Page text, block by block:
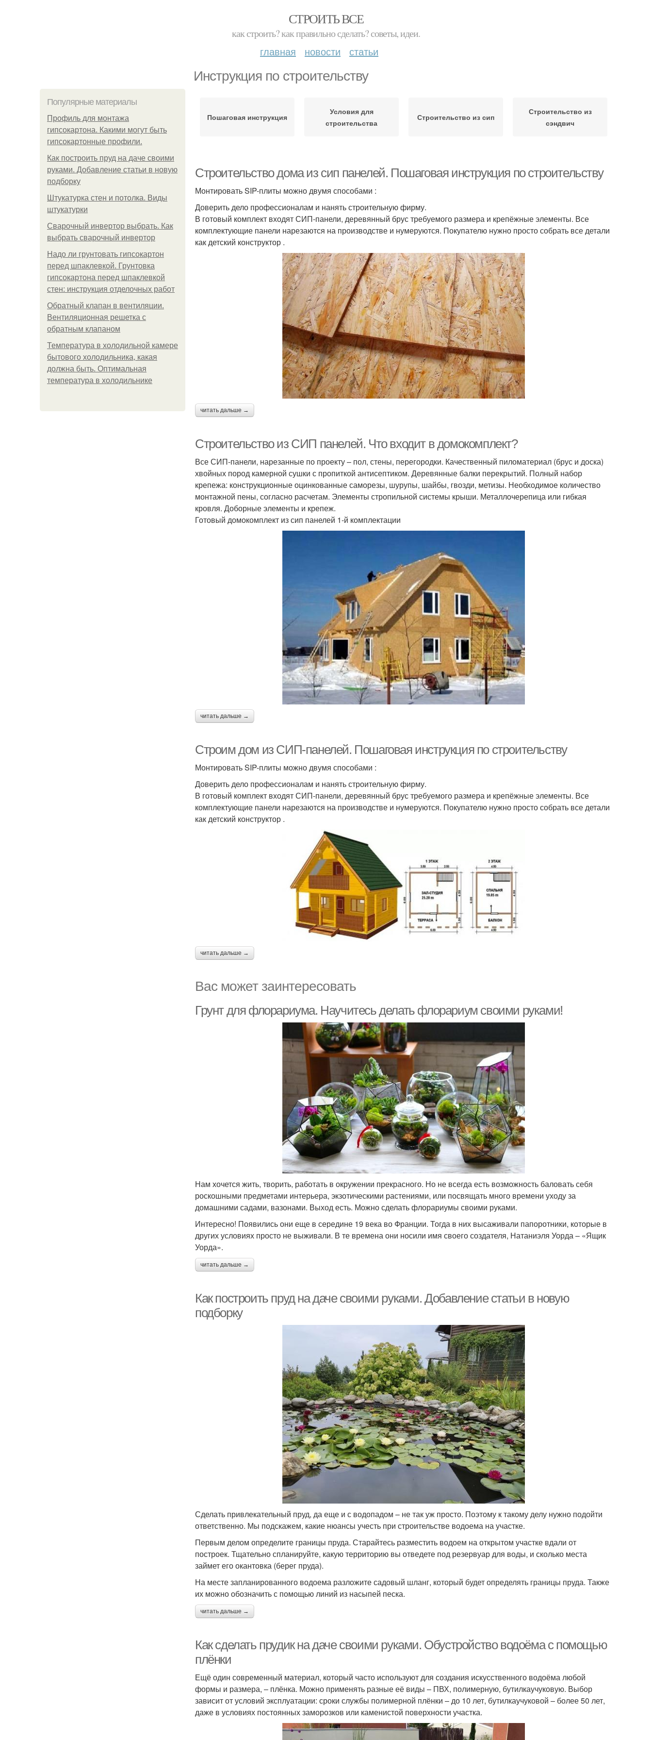
СТРОИТЬ ВСЕ
как строить? как правильно сделать? советы, идеи.
главная новости статьи
Инструкция по строительству
Популярные материалы
Профиль для монтажа
гипсокартона. Какими могут быть
гипсокартонные профили.
Как построить пруд на даче своими
руками. Добавление статьи в новую
подборку
Штукатурка стен и потолка. Виды
штукатурки
Сварочный инвертор выбрать. Как
выбрать сварочный инвертор
Надо ли грунтовать гипсокартон
перед шпаклевкой. Грунтовка
гипсокартона перед шпаклевкой
стен: инструкция отделочных работ
Обратный клапан в вентиляции.
Вентиляционная решетка с
обратным клапаном
Температура в холодильной камере
бытового холодильника, какая
должна быть. Оптимальная
температура в холодильнике
Пошаговая инструкция
Условия для
строительства
Строительство из сип
Строительство из
сэндвич
Строительство дома из сип панелей. Пошаговая инструкция по строительству
Монтировать SIP-плиты можно двумя способами :
Доверить дело профессионалам и нанять строительную фирму.
В готовый комплект входят СИП-панели, деревянный брус требуемого размера и крепёжные элементы. Все
комплектующие панели нарезаются на производстве и нумеруются. Покупателю нужно просто собрать все детали
как детский конструктор .
читать дальше →
Строительство из СИП панелей. Что входит в домокомплект?
Все СИП-панели, нарезанные по проекту – пол, стены, перегородки. Качественный пиломатериал (брус и доска)
хвойных пород камерной сушки с пропиткой антисептиком. Деревянные балки перекрытий. Полный набор
крепежа: конструкционные оцинкованные саморезы, шурупы, шайбы, гвозди, метизы. Необходимое количество
монтажной пены, согласно расчетам. Элементы стропильной системы крыши. Металлочерепица или гибкая
кровля. Доборные элементы и крепеж.
Готовый домокомплект из сип панелей 1-й комплектации
читать дальше →
Строим дом из СИП-панелей. Пошаговая инструкция по строительству
Монтировать SIP-плиты можно двумя способами :
Доверить дело профессионалам и нанять строительную фирму.
В готовый комплект входят СИП-панели, деревянный брус требуемого размера и крепёжные элементы. Все
комплектующие панели нарезаются на производстве и нумеруются. Покупателю нужно просто собрать все детали
как детский конструктор .
читать дальше →
Вас может заинтересовать
Грунт для флорариума. Научитесь делать флорариум своими руками!
Нам хочется жить, творить, работать в окружении прекрасного. Но не всегда есть возможность баловать себя
роскошными предметами интерьера, экзотическими растениями, или посвящать много времени уходу за
домашними садами, вазонами. Выход есть. Можно сделать флорариумы своими руками.
Интересно! Появились они еще в середине 19 века во Франции. Тогда в них высаживали папоротники, которые в
других условиях просто не выживали. В те времена они носили имя своего создателя, Натаниэля Уорда – «Ящик
Уорда».
читать дальше →
Как построить пруд на даче своими руками. Добавление статьи в новую
подборку
Сделать привлекательный пруд, да еще и с водопадом – не так уж просто. Поэтому к такому делу нужно подойти
ответственно. Мы подскажем, какие нюансы учесть при строительстве водоема на участке.
Первым делом определите границы пруда. Старайтесь разместить водоем на открытом участке вдали от
построек. Тщательно спланируйте, какую территорию вы отведете под резервуар для воды, и сколько места
займет его окантовка (берег пруда).
На месте запланированного водоема разложите садовый шланг, который будет определять границы пруда. Также
их можно обозначить с помощью линий из насыпей песка.
читать дальше →
Как сделать прудик на даче своими руками. Обустройство водоёма с помощью
плёнки
Ещё один современный материал, который часто используют для создания искусственного водоёма любой
формы и размера, – плёнка. Можно применять разные её виды – ПВХ, полимерную, бутилкаучуковую. Выбор
зависит от условий эксплуатации: сроки службы полимерной плёнки – до 10 лет, бутилкаучуковой – более 50 лет,
даже в условиях постоянных заморозков или каменистой поверхности участка.